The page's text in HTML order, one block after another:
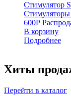
Стимулятор
600Р
В корзину
Подробнее
Хиты
Перейти в каталог